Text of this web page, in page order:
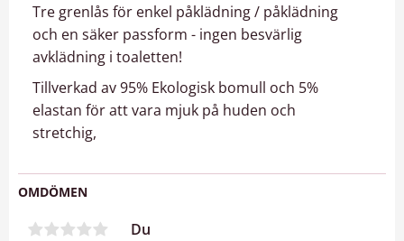
Tre grenlås för enkel påklädning / påklädning
och en säker passform - ingen besvärlig
avklädning i toaletten!
Tillverkad av 95% Ekologisk bomull och 5%
elastan för att vara mjuk på huden och
stretchig,
OMDÖMEN
Du